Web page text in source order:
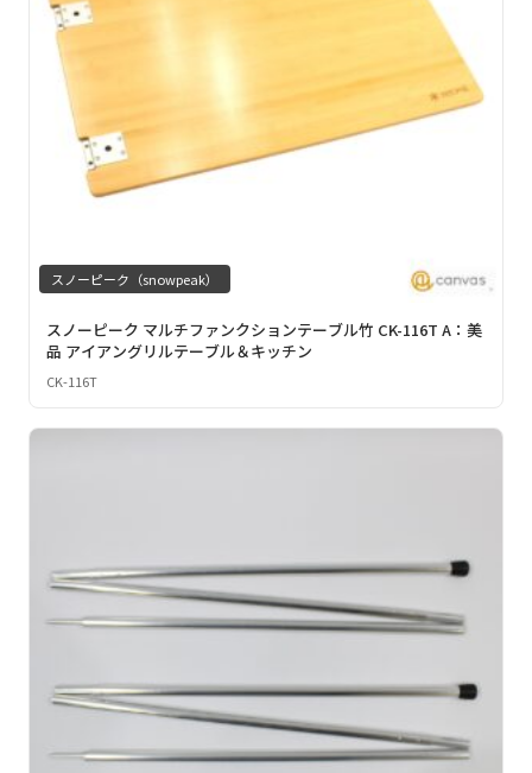
スノーピーク（snowpeak）
スノーピーク マルチファンクションテーブル竹 CK-116T A：美
品 アイアングリルテーブル＆キッチン
CK-116T